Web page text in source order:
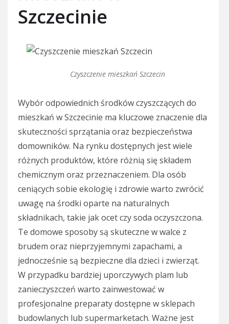
Szczecinie
Czyszczenie mieszkań Szczecin
Wybór odpowiednich środków czyszczących do
mieszkań w Szczecinie ma kluczowe znaczenie dla
skuteczności sprzątania oraz bezpieczeństwa
domowników. Na rynku dostępnych jest wiele
różnych produktów, które różnią się składem
chemicznym oraz przeznaczeniem. Dla osób
ceniących sobie ekologię i zdrowie warto zwrócić
uwagę na środki oparte na naturalnych
składnikach, takie jak ocet czy soda oczyszczona.
Te domowe sposoby są skuteczne w walce z
brudem oraz nieprzyjemnymi zapachami, a
jednocześnie są bezpieczne dla dzieci i zwierząt.
W przypadku bardziej uporczywych plam lub
zanieczyszczeń warto zainwestować w
profesjonalne preparaty dostępne w sklepach
budowlanych lub supermarketach. Ważne jest